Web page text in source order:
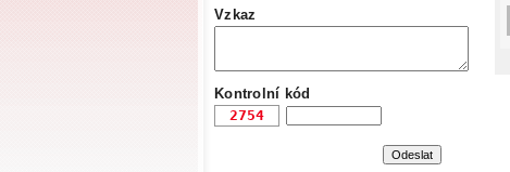
Vzkaz
Kontrolní kód